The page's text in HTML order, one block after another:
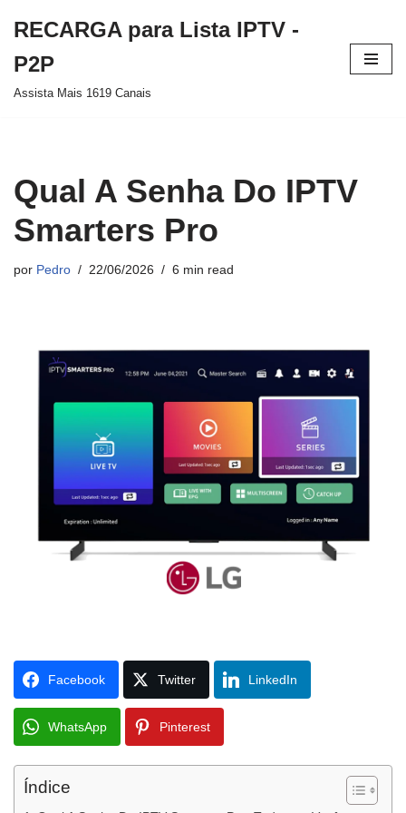
para
o
RECARGA para Lista IPTV -
P2P
Assista Mais 1619 Canais
Qual A Senha Do IPTV
Smarters Pro
por Pedro 22/06/2026 6 min read
Facebook Twitter LinkedIn
WhatsApp Pinterest
Índice